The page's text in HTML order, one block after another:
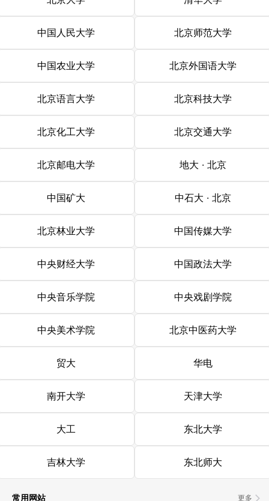
中国人民大学 北京师范大学
中国农业大学 北京外国语大学
北京语言大学 北京科技大学
北京化工大学 北京交通大学
北京邮电大学 地大 · 北京
中国矿大 中石大 · 北京
北京林业大学 中国传媒大学
中央财经大学 中国政法大学
中央音乐学院 中央戏剧学院
中央美术学院 北京中医药大学
贸大 华电
南开大学 天津大学
大工 东北大学
吉林大学 东北师大
更多
常用网站